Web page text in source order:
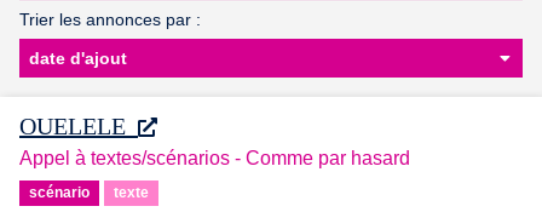
Trier les annonces par :
OUELELE
Appel à textes/scénarios - Comme par hasard
scénario texte